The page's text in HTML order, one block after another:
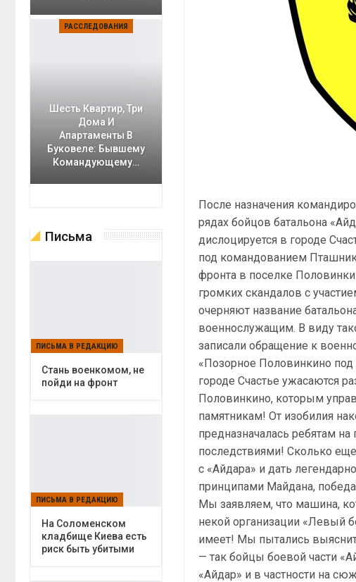
После назначения
рядах бойцов батальона
дислоцируется в городе
под командованием
фронта в поселке
громких скандалов с
очерняют название
военнослужащим. В виду
записали обращение к
«Позорное Половинкино
городе Счастье ужасаются
Половинкино, которым
памятникам! От изобилия
предназначалась ребятам
последствиями! Сколько
с «Айдара» и дать
принципами Майдана,
Мы заявляем, что машина,
некой организации «Левый
имеет! Мы пытались
— так бойцы боевой части
«Айдар» и в частности на
РАССЛЕДОВАНИЯ
Шесть Квартир, Три
Дома И
Апартаменты В
Буковеле: Бывшему
Командующему…
Письма
ПИСЬМА В РЕДАКЦИЮ
Cтань военкомом, не
пойди на фронт
ПИСЬМА В РЕДАКЦИЮ
На Соломенском
кладбище Киева есть
риск быть убитыми